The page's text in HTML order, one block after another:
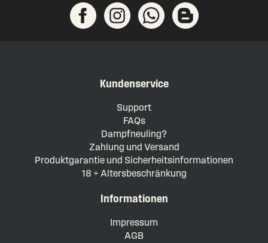
Kundenservice
Support
FAQs
Dampfneuling?
Zahlung und Versand
Produktgarantie und Sicherheitsinformationen
18 + Altersbeschränkung
Informationen
Impressum
AGB